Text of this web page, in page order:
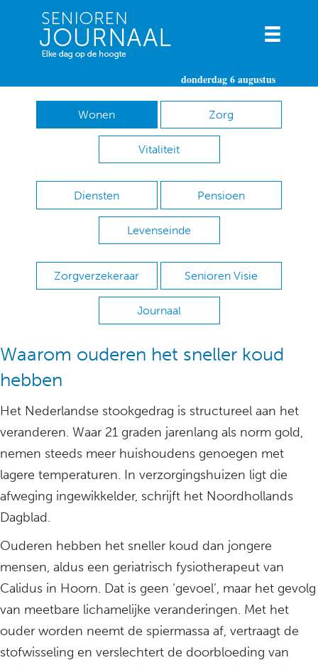
donderdag 6 augustus
Wonen Zorg
Vitaliteit
Diensten Pensioen
Levenseinde
Zorgverzekeraar Senioren Visie
Journaal
Waarom ouderen het sneller koud
hebben
Het Nederlandse stookgedrag is structureel aan het
veranderen. Waar 21 graden jarenlang als norm gold,
nemen steeds meer huishoudens genoegen met
lagere temperaturen. In verzorgingshuizen ligt die
afweging ingewikkelder, schrijft het Noordhollands
Dagblad.
Ouderen hebben het sneller koud dan jongere
mensen, aldus een geriatrisch fysiotherapeut van
Calidus in Hoorn. Dat is geen ‘gevoel’, maar het gevolg
van meetbare lichamelijke veranderingen. Met het
ouder worden neemt de spiermassa af, vertraagt de
stofwisseling en verslechtert de doorbloeding van